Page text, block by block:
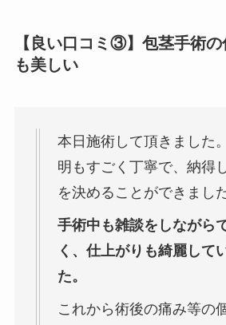
【良い口コミ③】包茎手術
も美しい
本日施術して頂きました
明もすごく丁寧で、納得
を決めることができました
手術中も雑談をしながら
く、仕上がりも綺麗して
た。
これから術後の痛み等の